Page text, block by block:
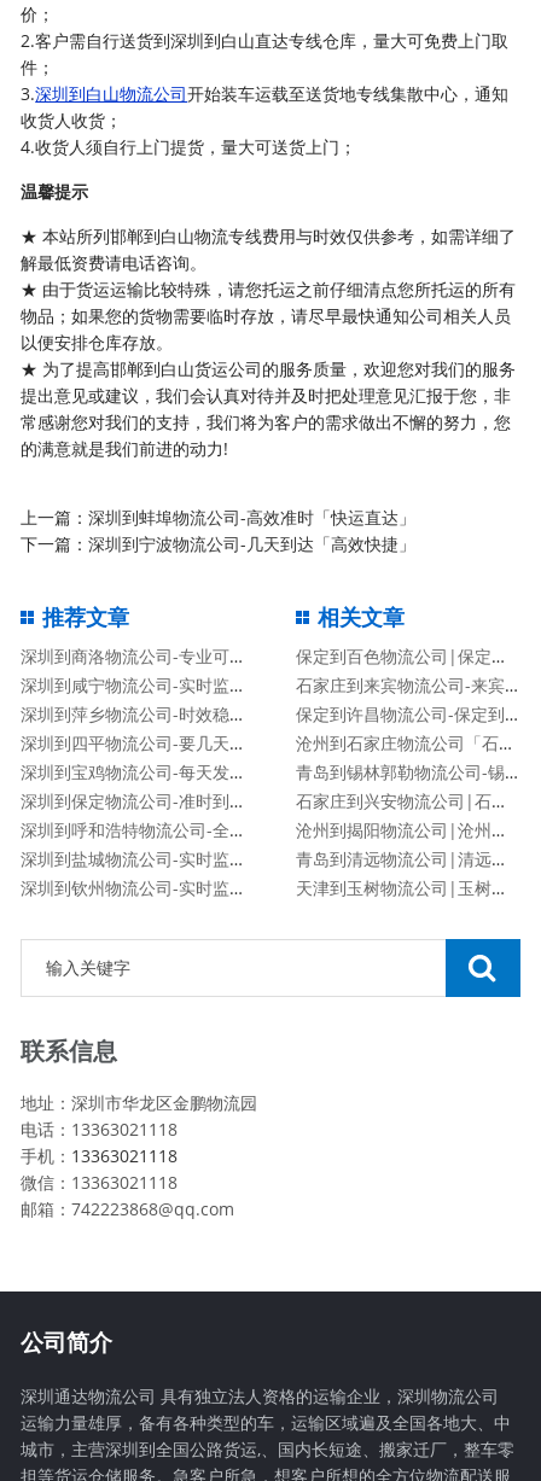
价；
2.客户需自行送货到深圳到白山直达专线仓库，量大可免费上门取
件；
3.深圳到白山物流公司开始装车运载至送货地专线集散中心，通知
收货人收货；
4.收货人须自行上门提货，量大可送货上门；
温馨提示
★ 本站所列邯郸到白山物流专线费用与时效仅供参考，如需详细了
解最低资费请电话咨询。
★ 由于货运运输比较特殊，请您托运之前仔细清点您所托运的所有
物品；如果您的货物需要临时存放，请尽早最快通知公司相关人员
以便安排仓库存放。
★ 为了提高邯郸到白山货运公司的服务质量，欢迎您对我们的服务
提出意见或建议，我们会认真对待并及时把处理意见汇报于您，非
常感谢您对我们的支持，我们将为客户的需求做出不懈的努力，您
的满意就是我们前进的动力!
上一篇：深圳到蚌埠物流公司-高效准时「快运直达」
下一篇：深圳到宁波物流公司-几天到达「高效快捷」
推荐文章
深圳到商洛物流公司-专业可靠「保证时效」
深圳到咸宁物流公司-实时监控「送货上门」
深圳到萍乡物流公司-时效稳定「免费取件」
深圳到四平物流公司-要几天时间「按时送达」
深圳到宝鸡物流公司-每天发车「保价运输」
深圳到保定物流公司-准时到达「时间多久」
深圳到呼和浩特物流公司-全境派送「时效稳定」
深圳到盐城物流公司-实时监控「送货上门」
深圳到钦州物流公司-实时监控「送货上门」
相关文章
保定到百色物流公司|保定到百色货运专线
石家庄到来宾物流公司-来宾专线
保定到许昌物流公司-保定到许昌货运专线
沧州到石家庄物流公司「石家庄专线」
青岛到锡林郭勒物流公司-锡林郭勒专线
石家庄到兴安物流公司|石家庄到兴安货运专线
沧州到揭阳物流公司|沧州到揭阳物流专线
青岛到清远物流公司|清远专线
天津到玉树物流公司|玉树专线
联系信息
地址：深圳市华龙区金鹏物流园
电话：13363021118
手机： 13363021118
微信：13363021118
邮箱：742223868@qq.com
公司简介
深圳通达物流公司 具有独立法人资格的运输企业，深圳物流公司
运输力量雄厚，备有各种类型的车，运输区域遍及全国各地大、中
城市，主营深圳到全国公路货运,、国内长短途、搬家迁厂，整车零
担等货运仓储服务。急客户所急，想客户所想的全方位物流配送服